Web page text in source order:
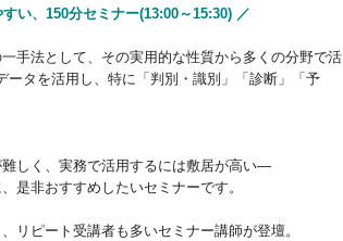
い、150分セミナー(13:00～15:30) ／
手法として、その実用的な性質から多くの分野で活
ータを活用し、特に「判別・識別」「診断」「予
しく、実務で活用するには敷居が高い―
是非おすすめしたいセミナーです。
リピート受講者も多いセミナー講師が登壇。